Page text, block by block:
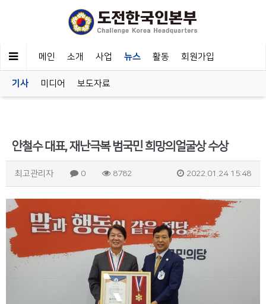
메인 소개 사업 뉴스 활동 회원가입
기사 미디어 보도자료
안철수 대표, 재난극복 범국민 희망의얼굴상 수상
최고관리자 0 8782 2022.01.24 15:48